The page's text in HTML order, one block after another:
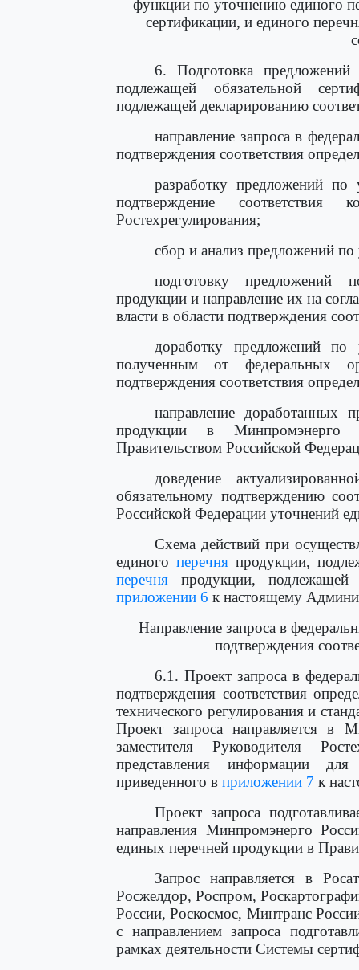
функции по уточнению единого
сертификации, и единого
6. Подготовка
подлежащей обязательной
подлежащей декларированию
направление запроса в
подтверждения соответствия
разработку предложений
подтверждение
Ростехрегулирования;
сбор и анализ предложений
подготовку предложений
продукции и направление их на
власти в области подтверждения
доработку предложений
полученным от федеральных
подтверждения соответствия
направление доработанных
продукции в Минпромэнерго
Правительством Российской
доведение
обязательному подтверждению
Российской Федерации уточнений
Схема действий при
единого перечня продукции,
перечня продукции, подлежащей
приложении 6 к настоящему
Направление запроса в
подтверждения
6.1. Проект запроса в
подтверждения соответствия
технического регулирования и
Проект запроса направляется в
заместителя Руководителя
представления информации
приведенного в приложении 7 к
Проект запроса
направления Минпромэнерго
единых перечней продукции в
Запрос направляется в
Росжелдор, Роспром,
России, Роскосмос, Минтранс
с направлением запроса
рамках деятельности Системы